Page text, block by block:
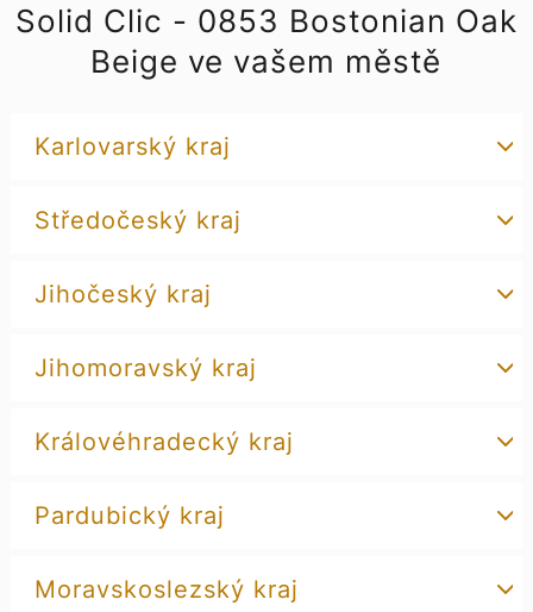
Solid Clic - 0853 Bostonian Oak
Beige ve vašem městě
Karlovarský kraj
Středočeský kraj
Jihočeský kraj
Jihomoravský kraj
Královéhradecký kraj
Pardubický kraj
Moravskoslezský kraj